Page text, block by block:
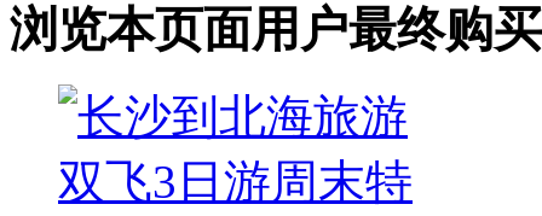
浏览本页面用户最终购买